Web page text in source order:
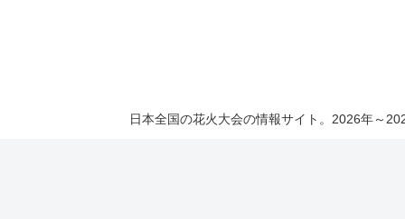
日本全国の花火大会の情報サイト。2026年～